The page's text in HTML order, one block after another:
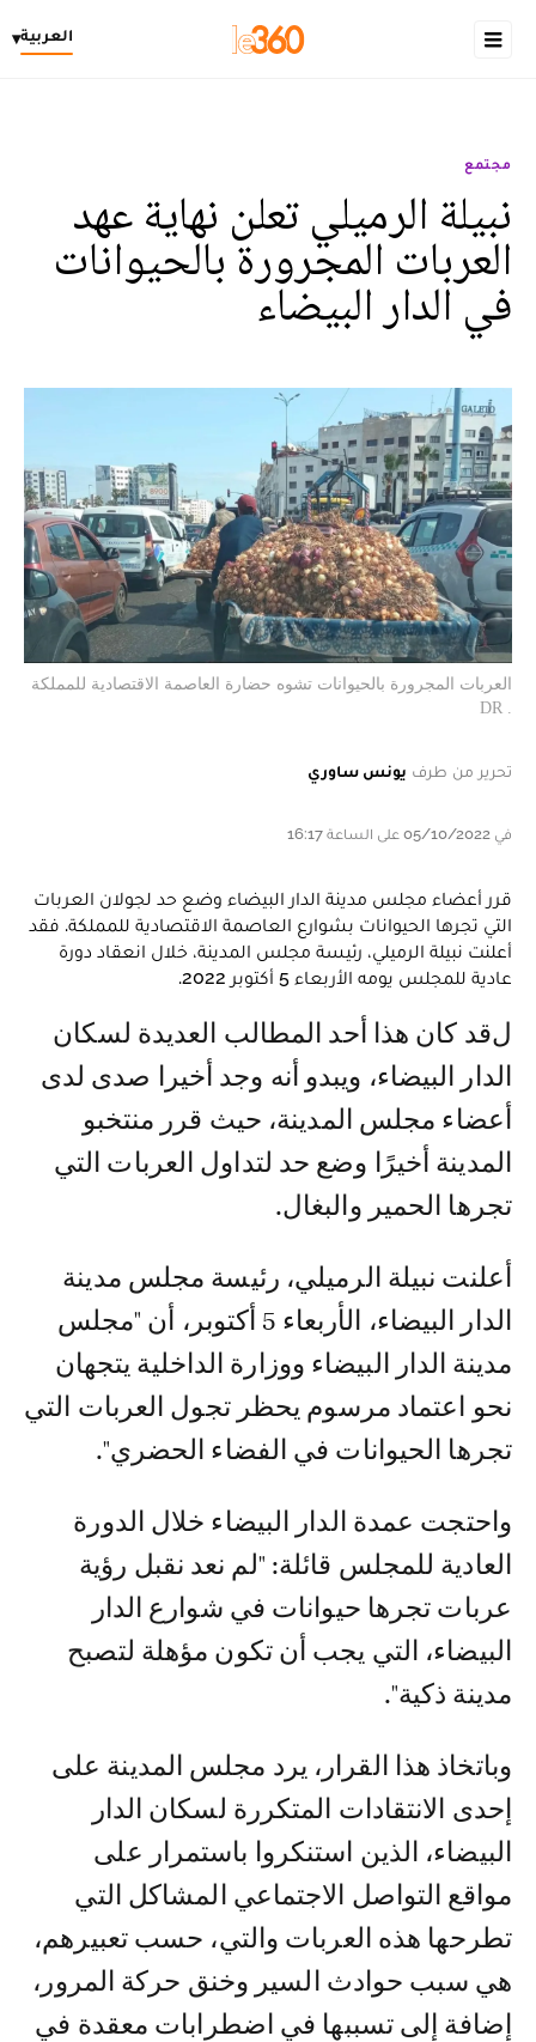
العربية▾
مجتمع
نبيلة الرميلي تعلن نهاية عهد
العربات المجرورة بالحيوانات
في الدار البيضاء
العربات المجرورة بالحيوانات تشوه حضارة العاصمة الاقتصادية للمملكة
تحرير من طرف يونس ساوري
في 05/10/2022 على الساعة 16:17
قرر أعضاء مجلس مدينة الدار البيضاء وضع حد لجولان العربات
التي تجرها الحيوانات بشوارع العاصمة الاقتصادية للمملكة. فقد
أعلنت نبيلة الرميلي، رئيسة مجلس المدينة، خلال انعقاد دورة
عادية للمجلس يومه الأربعاء 5 أكتوبر 2022.
لقد كان هذا أحد المطالب العديدة لسكان
الدار البيضاء، ويبدو أنه وجد أخيرا صدى لدى
أعضاء مجلس المدينة، حيث قرر منتخبو
المدينة أخيرًا وضع حد لتداول العربات التي
تجرها الحمير والبغال.
أعلنت نبيلة الرميلي، رئيسة مجلس مدينة
الدار البيضاء، الأربعاء 5 أكتوبر، أن "مجلس
مدينة الدار البيضاء ووزارة الداخلية يتجهان
نحو اعتماد مرسوم يحظر تجول العربات التي
تجرها الحيوانات في الفضاء الحضري".
واحتجت عمدة الدار البيضاء خلال الدورة
العادية للمجلس قائلة: "لم نعد نقبل رؤية
عربات تجرها حيوانات في شوارع الدار
البيضاء، التي يجب أن تكون مؤهلة لتصبح
مدينة ذكية".
وباتخاذ هذا القرار، يرد مجلس المدينة على
إحدى الانتقادات المتكررة لسكان الدار
البيضاء، الذين استنكروا باستمرار على
مواقع التواصل الاجتماعي المشاكل التي
تطرحها هذه العربات والتي، حسب تعبيرهم،
هي سبب حوادث السير وخنق حركة المرور،
إضافة إلى تسببها في اضطرابات معقدة في